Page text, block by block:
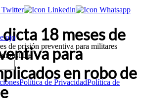
de prisión preventiva para militares
Política de PrivacidadPolítica de
18 meses de
para
en robo de